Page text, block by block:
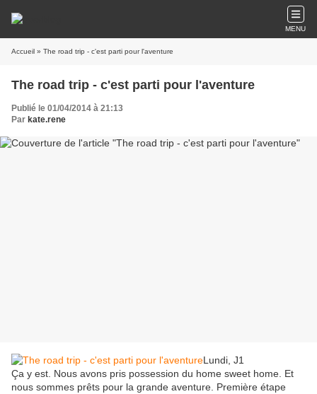
MENU
Accueil » The road trip - c'est parti pour l'aventure
The road trip - c'est parti pour l'aventure
Publié le 01/04/2014 à 21:13
Par kate.rene
Lundi, J1
Ça y est. Nous avons pris possession du home sweet home. Et
nous sommes prêts pour la grande aventure. Première étape